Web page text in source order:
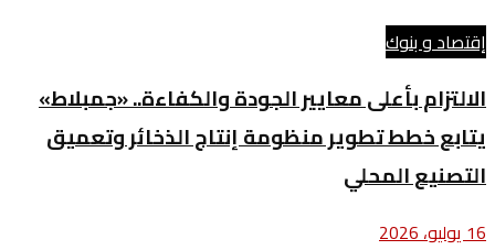
إقتصاد و بنوك
الالتزام بأعلى معايير الجودة والكفاءة.. «جمبلاط»
يتابع خطط تطوير منظومة إنتاج الذخائر وتعميق
التصنيع المحلي
16 يوليو، 2026